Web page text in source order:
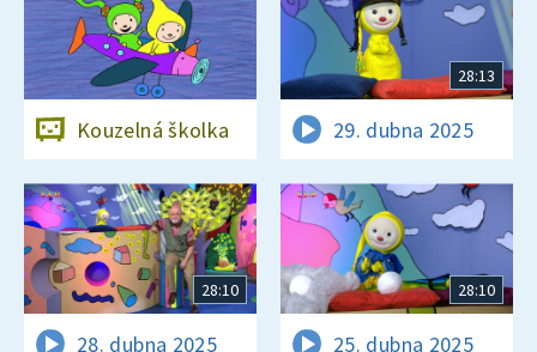
Kouzelná školka
28:13
29. dubna 2025
28:10
28. dubna 2025
28:10
25. dubna 2025